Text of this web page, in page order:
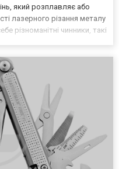
який розплавляє або
лазерного різання металу
різноманітні чинники, такі